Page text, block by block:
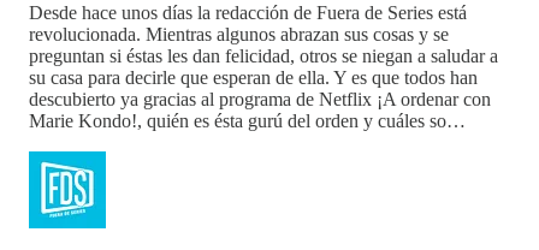
Desde hace unos días la redacción de Fuera de Series está
revolucionada. Mientras algunos abrazan sus cosas y se
preguntan si éstas les dan felicidad, otros se niegan a saludar a
su casa para decirle que esperan de ella. Y es que todos han
descubierto ya gracias al programa de Netflix ¡A ordenar con
Marie Kondo!, quién es ésta gurú del orden y cuáles so…